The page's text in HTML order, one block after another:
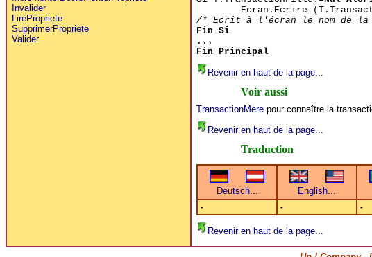
Invalider
LirePropriete
SupprimerPropriete
Valider
Ecran.Ecrire
/* Ecrit à l'écran le nom de
Fin Si
...
Fin Principal
Revenir en haut de la page...
Voir aussi
TransactionMerepour connaître la
Revenir en haut de la page...
Traduction
- - -
Revenir en haut de la page...